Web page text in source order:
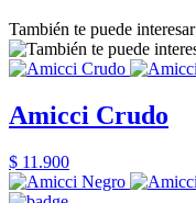
También te puede interesar
Amicci Crudo
$ 11.900